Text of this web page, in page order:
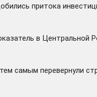
притока
в Центральной
самым перевернули